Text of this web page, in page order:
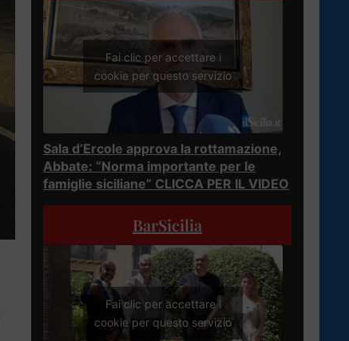
Fai clic per accettare i
cookie per questo servizio
Sala d’Ercole approva la rottamazione,
Abbate: “Norma importante per le
famiglie siciliane” CLICCA PER IL VIDEO
BarSicilia
Fai clic per accettare i
cookie per questo servizio